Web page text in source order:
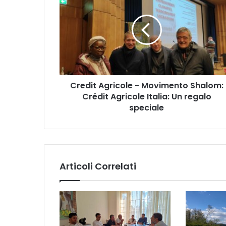
r
e
v
i
m
e
n
t
Credit Agricole - Movimento Shalom:
Crédit Agricole Italia: Un regalo
speciale
Articoli Correlati